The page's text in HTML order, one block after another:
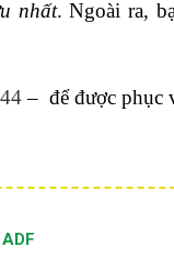
nhất. Ngoài ra,
– để được phục